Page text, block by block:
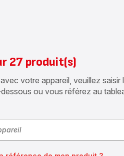
27 produit(s)
votre appareil, veuillez
ou vous référez au